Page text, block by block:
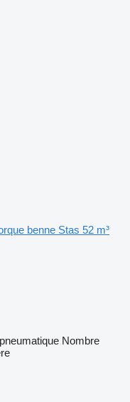
benne Stas 52 m³
Nombre